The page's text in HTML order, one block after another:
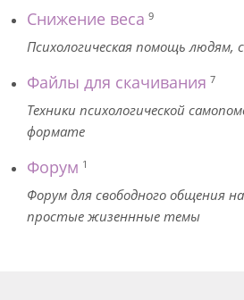
Снижение веса 9
Психологическая помощь
Файлы для скачивания 7
Техники психологической
формате
Форум 1
Форум для свободного общения
простые жизеннные темы